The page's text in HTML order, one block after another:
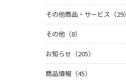
その他商品・サービス（29）
その他（8）
お知らせ（205）
商品情報（45）